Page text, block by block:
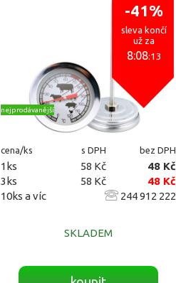
-41%
sleva končí
už za
8:08:11
nejprodávanější
cena/ks s DPH bez DPH
1ks 58 Kč
48 Kč
3ks
58 Kč
48 Kč
10ks a víc
244 912 222
SKLADEM